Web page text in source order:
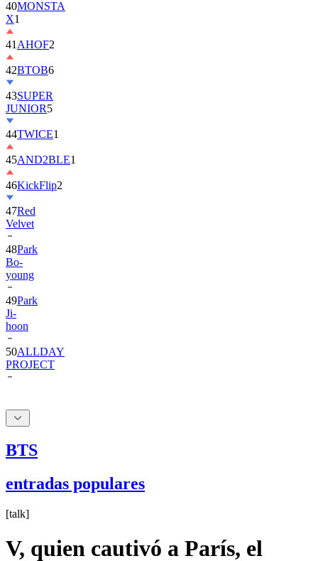
41AHOF
42 BTOB6
43SUPER
JUNIOR
44TWICE
45AND2BLE
46KickFlip2
47Red
Velvet
48Park
Bo-
young
49Park
Ji-
hoon
50ALLDAY
PROJECT
BTS
entradas populares
[talk]
V, quien cautivó a París, el